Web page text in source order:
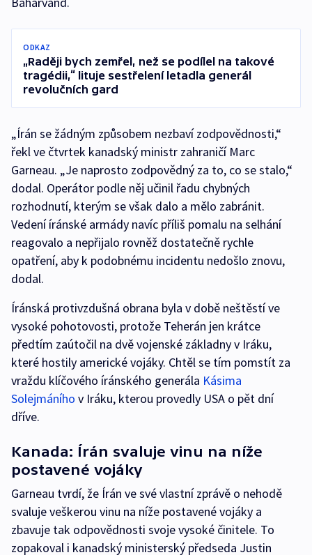
ODKAZ
„Raději bych zemřel, než se podílel na takové
tragédii,“ lituje sestřelení letadla generál
revolučních gard
„Írán se žádným způsobem nezbaví zodpovědnosti,“
řekl ve čtvrtek kanadský ministr zahraničí Marc
Garneau. „Je naprosto zodpovědný za to, co se stalo,“
dodal. Operátor podle něj učinil řadu chybných
rozhodnutí, kterým se však dalo a mělo zabránit.
Vedení íránské armády navíc příliš pomalu na selhání
reagovalo a nepřijalo rovněž dostatečně rychle
opatření, aby k podobnému incidentu nedošlo znovu,
dodal.
Íránská protivzdušná obrana byla v době neštěstí ve
vysoké pohotovosti, protože Teherán jen krátce
předtím zaútočil na dvě vojenské základny v Iráku,
které hostily americké vojáky. Chtěl se tím pomstít za
vraždu klíčového íránského generála Kásima
Solejmáního v Iráku, kterou provedly USA o pět dní
dříve.
Kanada: Írán svaluje vinu na níže
postavené vojáky
Garneau tvrdí, že Írán ve své vlastní zprávě o nehodě
svaluje veškerou vinu na níže postavené vojáky a
zbavuje tak odpovědnosti svoje vysoké činitele. To
zopakoval i kanadský ministerský předseda Justin